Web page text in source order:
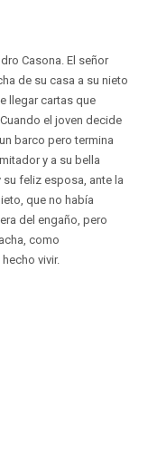
Casona. El señor
de su casa a su nieto
llegar cartas que
el joven decide
barco pero termina
y a su bella
feliz esposa, ante la
que no había
del engaño, pero
como
vivir.